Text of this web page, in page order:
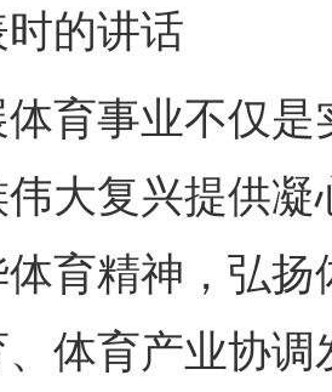
的讲话
事业不仅是
大复兴提供
育精神，弘
体育产业协